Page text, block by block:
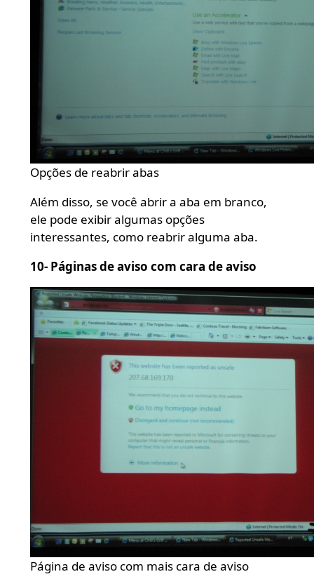
Opções de reabrir abas
Além disso, se você abrir a aba em branco,
ele pode exibir algumas opções
interessantes, como reabrir alguma aba.
10- Páginas de aviso com cara de aviso
Página de aviso com mais cara de aviso